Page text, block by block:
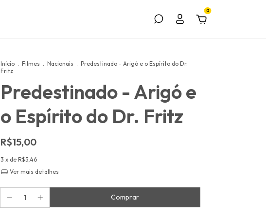
0
Início . Filmes . Nacionais . Predestinado - Arigó e o Espírito do Dr.
Fritz
Predestinado - Arigó e
o Espírito do Dr. Fritz
R$15,00
3 x de R$5,46
Ver mais detalhes